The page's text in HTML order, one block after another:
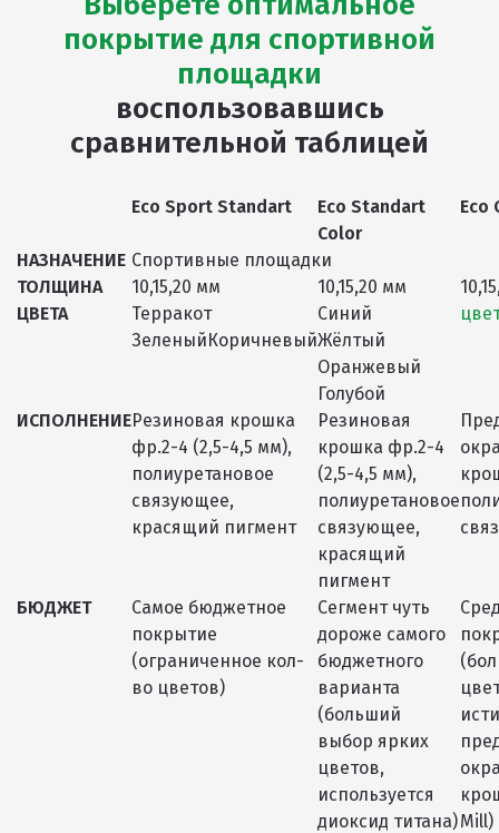
покрытие для спортивной
площадки
воспользовавшись
сравнительной таблицей
Eco Sport Standart
Eco Standart
Color
Eco
НАЗНАЧЕНИЕ Спортивные площадки
ТОЛЩИНА
10,15,20 мм 10,15,20 мм
ЦВЕТА
Терракот
ЗеленыйКоричневый
Синий
Жёлтый
Оранжевый
Голубой
ИСПОЛНЕНИЕРезиновая крошка
фр.2-4 (2,5-4,5 мм),
полиуретановое
связующее,
красящий пигмент
Резиновая
крошка фр.2-4
(2,5-4,5 мм),
полиуретановое
связующее,
красящий
пигмент
БЮДЖЕТ
Самое бюджетное
покрытие
(ограниченное кол-
во цветов)
Сегмент чуть
дороже самого
бюджетного
варианта
(больший
выбор ярких
цветов,
используется
диоксид титана)Mill)